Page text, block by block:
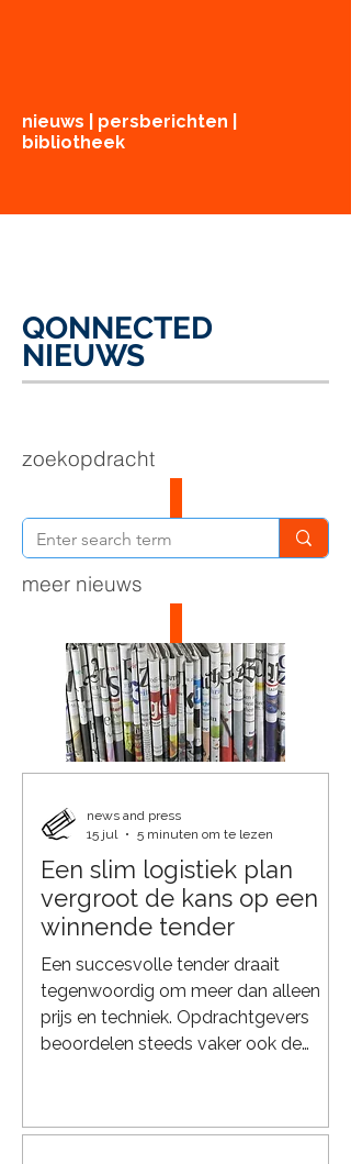
nieuws | persberichten |
bibliotheek
QONNECTED
NIEUWS
zoekopdracht
meer nieuws
Een slim logistiek plan
vergroot de kans op een
winnende tender
Een succesvolle tender draait
tegenwoordig om meer dan alleen
prijs en techniek. Opdrachtgevers
beoordelen steeds vaker ook de
laat zien dat een project veilig,
news and press
15 jul
5 minuten om te lezen